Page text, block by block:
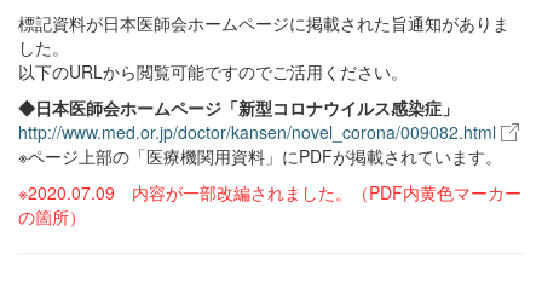
標記資料が日本医師会ホームページに掲載された旨通知がありま
した。
以下のURLから閲覧可能ですのでご活用ください。
◆日本医師会ホームページ「新型コロナウイルス感染症」
http://www.med.or.jp/doctor/kansen/novel_corona/009082.html
※ページ上部の「医療機関用資料」にPDFが掲載されています。
※2020.07.09 内容が一部改編されました。（PDF内黄色マーカー
の箇所）